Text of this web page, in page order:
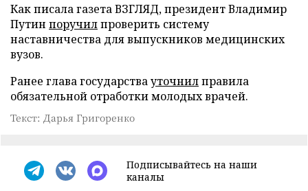
Как писала газета ВЗГЛЯД, президент Владимир
Путин поручилпроверить систему
наставничества для выпускников медицинских
вузов.
Ранее глава государствауточнилправила
обязательной отработки молодых врачей.
Текст: Дарья Григоренко
Подписывайтесь на наши
каналы